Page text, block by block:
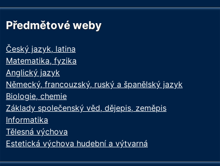
Předmětové weby
Český jazyk, latina
Matematika, fyzika
Anglický jazyk
Německý, francouzský, ruský a španělský jazyk
Biologie, chemie
Základy společenský věd, dějepis, zeměpis
Informatika
Tělesná výchova
Estetická výchova hudební a výtvarná